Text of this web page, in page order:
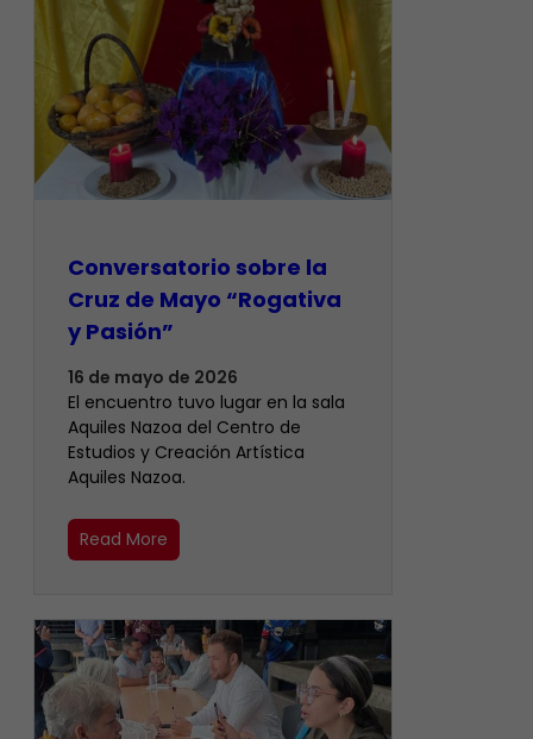
Conversatorio sobre la
Cruz de Mayo “Rogativa
y Pasión”
16 de mayo de 2026
El encuentro tuvo lugar en la sala
Aquiles Nazoa del Centro de
Estudios y Creación Artística
Aquiles Nazoa.
Read More